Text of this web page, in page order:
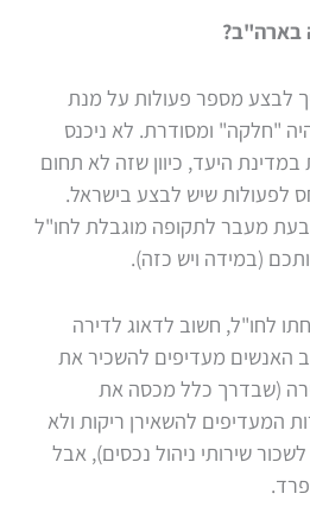
בארה"ב?
לבצע מספר פעולות על מנת
"חלקה" ומסודרת. לא ניכנס
היעד, כיוון שזה לא תחום
לפעולות שיש לבצע בישראל.
מעבר לתקופה מוגבלת לחו"ל
(במידה ויש כזה).
לחו"ל, חשוב לדאוג לדירה
האנשים מעדיפים להשכיר את
(שבדרך כלל מכסה את
המעדיפים להשאירן ריקות ולא
שירותי ניהול נכסים), אבל